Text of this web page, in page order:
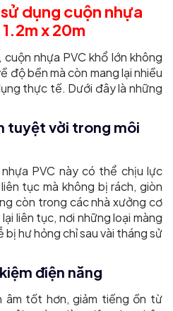
dụng cuộn nhựa
x 20m
nhựa PVC khổ lớn không
độ bền mà còn mang lại nhiều
thực tế. Dưới đây là những
tuyệt vời trong môi
PVC này có thể chịu lực
tục mà không bị rách, giòn
còn trong các nhà xưởng cơ
liên tục, nơi những loại màng
hư hỏng chỉ sau vài tháng sử
điện năng
âm tốt hơn, giảm tiếng ồn từ